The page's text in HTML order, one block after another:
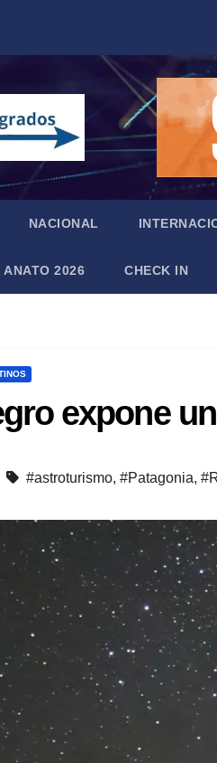
NACIONAL
ANATO 2026 CHECK IN
expone
#astroturismo, #Patagonia,